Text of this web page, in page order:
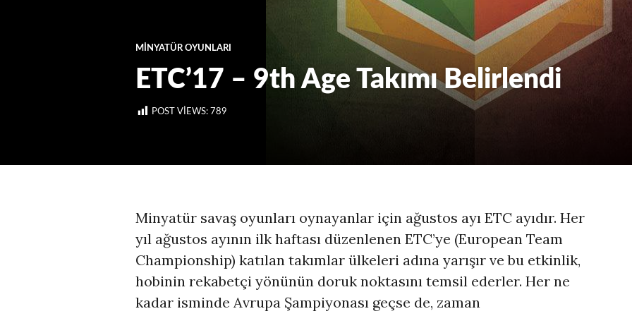
MINYATÜR OYUNLARI
ETC’17 – 9th Age Takımı Belirlendi
POST VIEWS: 789
Minyatür savaş oyunları oynayanlar için ağustos ayı ETC ayıdır. Her
yıl ağustos ayının ilk haftası düzenlenen ETC’ye (European Team
Championship) katılan takımlar ülkeleri adına yarışır ve bu etkinlik,
hobinin rekabetçi yönünün doruk noktasını temsil ederler. Her ne
kadar isminde Avrupa Şampiyonası geçse de, zaman